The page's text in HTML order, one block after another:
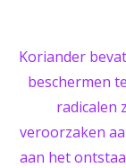
Koriander
beschermen
radicalen
veroorzaken
aan het